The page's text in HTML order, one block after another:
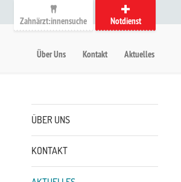
Zahnärzt:innensuche
Notdienst
Hauptmenü
Metanavigation
Über Uns Kontakt Aktuelles
ÜBER UNS
KONTAKT